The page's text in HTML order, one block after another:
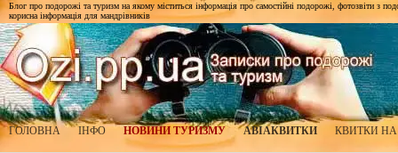
Блог про подорожі та туризм на якому міститься інформація про самостійні подорожі, фотозвіти з
корисна інформація для мандрівників
ГОЛОВНА ІНФО НОВИНИ ТУРИЗМУ АВІАКВИТКИ КВИТКИ